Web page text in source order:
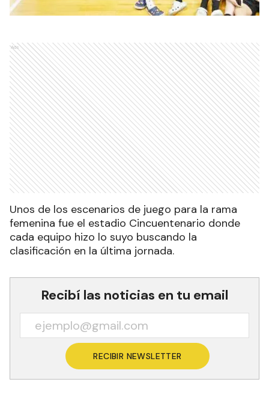
Ads
Unos de los escenarios de juego para la rama
femenina fue el estadio Cincuentenario donde
cada equipo hizo lo suyo buscando la
clasificación en la última jornada.
Recibí las noticias en tu email
RECIBIR NEWSLETTER